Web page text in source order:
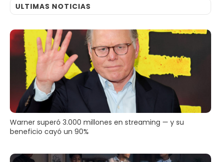
ULTIMAS NOTICIAS
Warner superó 3.000 millones en streaming — y su
beneficio cayó un 90%